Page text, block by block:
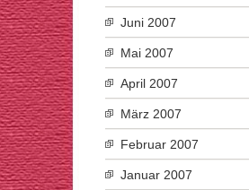
Juni 2007
Mai 2007
April 2007
März 2007
Februar 2007
Januar 2007